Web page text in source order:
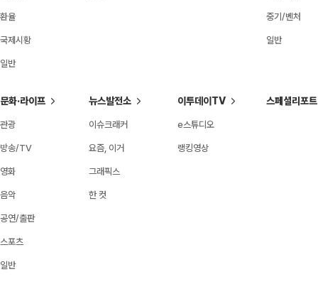
환율
국제시황
일반
중기/벤처
일반
문화·라이프
관광
방송/TV
영화
음악
공연/출판
스포츠
일반
뉴스발전소
이슈크래커
요즘, 이거
그래픽스
한 컷
이투데이TV
e스튜디오
랭킹영상
스페셜리포트